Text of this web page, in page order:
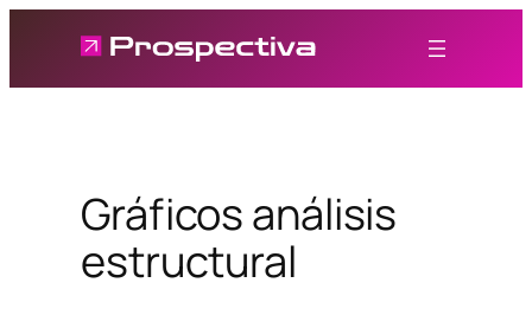
contenido
Gráficos análisis
estructural